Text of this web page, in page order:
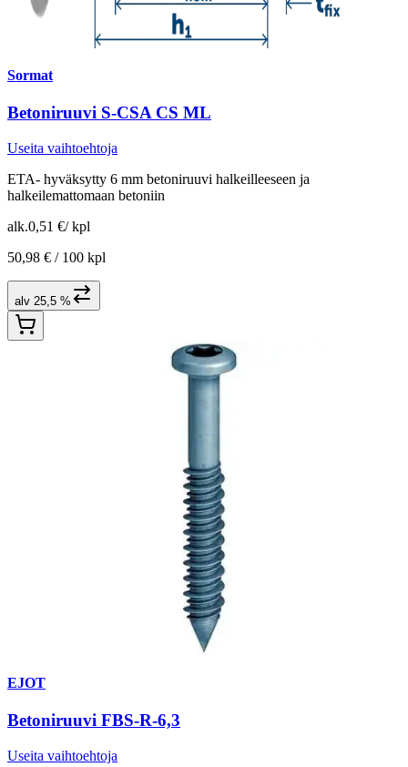
Sormat
Betoniruuvi S-CSA CS ML
Useita vaihtoehtoja
ETA- hyväksytty 6 mm betoniruuvi halkeilleeseen ja
halkeilemattomaan betoniin
alk.0,51 €/ kpl
50,98 € / 100 kpl
alv 25,5 %
EJOT
Betoniruuvi FBS-R-6,3
Useita vaihtoehtoja